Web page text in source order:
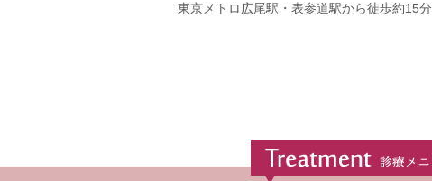
東京メトロ広尾駅・表参道駅から徒歩約15分